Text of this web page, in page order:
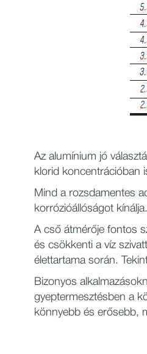
Az alumínium jó
klorid koncentrációban
Mind a rozsdamentes
korrózióállóságot
A cső átmérője fontos
és csökkenti a víz
élettartama során.
Bizonyos
gyeptermesztésben a
könnyebb és erősebb,